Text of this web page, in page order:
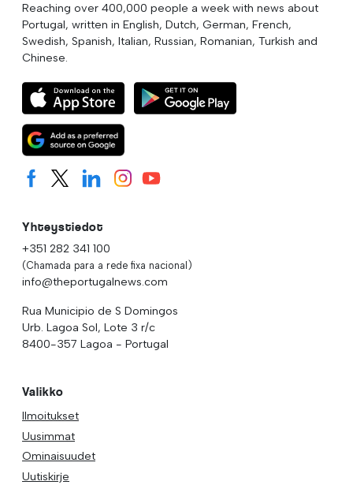
Reaching over 400,000 people a week with news about
Portugal, written in English, Dutch, German, French,
Swedish, Spanish, Italian, Russian, Romanian, Turkish and
Chinese.
Yhteystiedot
+351 282 341 100
(Chamada para a rede fixa nacional)
info@theportugalnews.com
Rua Municipio de S Domingos
Urb. Lagoa Sol, Lote 3 r/c
8400-357 Lagoa - Portugal
Valikko
Ilmoitukset
Uusimmat
Ominaisuudet
Uutiskirje